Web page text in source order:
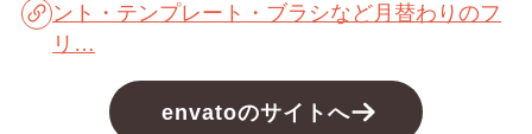
ント・テンプレート・ブラシなど月替わりのフ
リ…
envatoのサイトへ